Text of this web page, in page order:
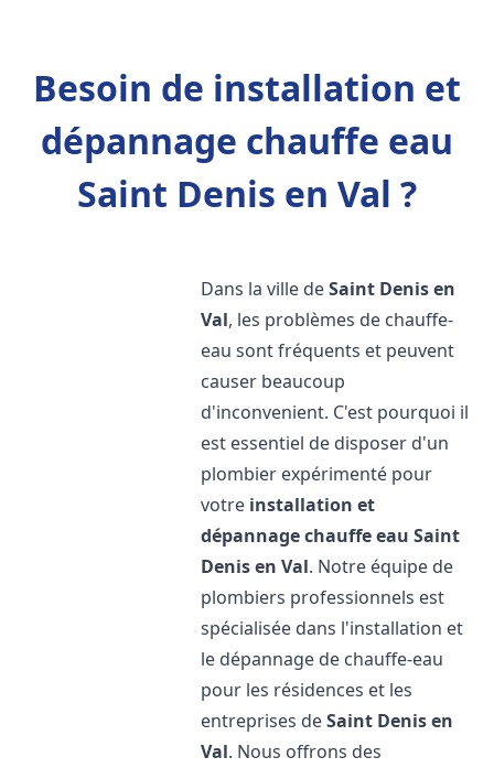
Besoin de installation et
dépannage chauffe eau
Saint Denis en Val ?
Dans la ville deSaint Denis en
Val, les problèmes de chauffe-
eau sont fréquents et peuvent
causer beaucoup
d'inconvenient. C'est pourquoi il
est essentiel de disposer d'un
plombier expérimenté pour
votre installation et
dépannage chauffe eau Saint
Denis en Val. Notre équipe de
plombiers professionnels est
spécialisée dans l'installation et
le dépannage de chauffe-eau
pour les résidences et les
entreprises deSaint Denis en
Val. Nous offrons des